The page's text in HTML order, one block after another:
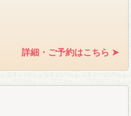
詳細・ご予約はこちら ➤